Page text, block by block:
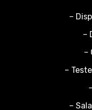
–
–
–
–
–